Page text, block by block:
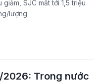
giảm, SJC mất tới 1,5 triệu
lượng
2026: Trong nước